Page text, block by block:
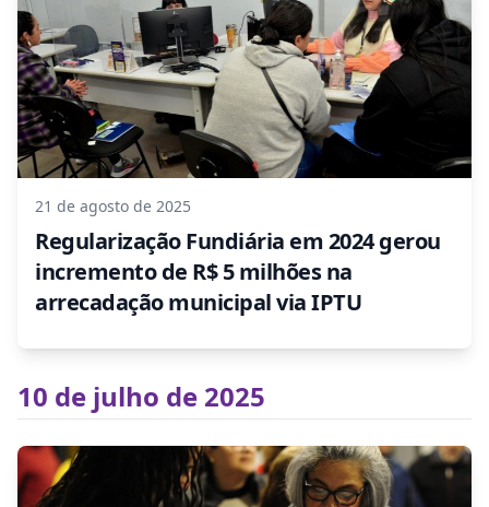
21 de agosto de 2025
Regularização Fundiária em 2024 gerou
incremento de R$ 5 milhões na
arrecadação municipal via IPTU
10 de julho de 2025